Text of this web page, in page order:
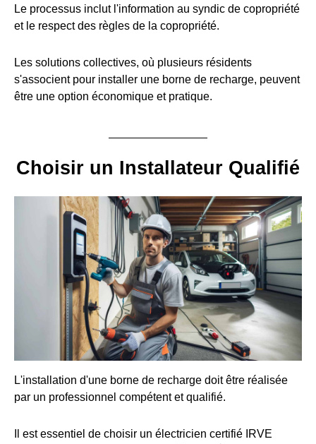
Le processus inclut l'information au syndic de copropriété
et le respect des règles de la copropriété.
Les solutions collectives, où plusieurs résidents
s'associent pour installer une borne de recharge, peuvent
être une option économique et pratique.
Choisir un Installateur Qualifié
L'installation d'une borne de recharge doit être réalisée
par un professionnel compétent et qualifié.
Il est essentiel de choisir un électricien certifié IRVE